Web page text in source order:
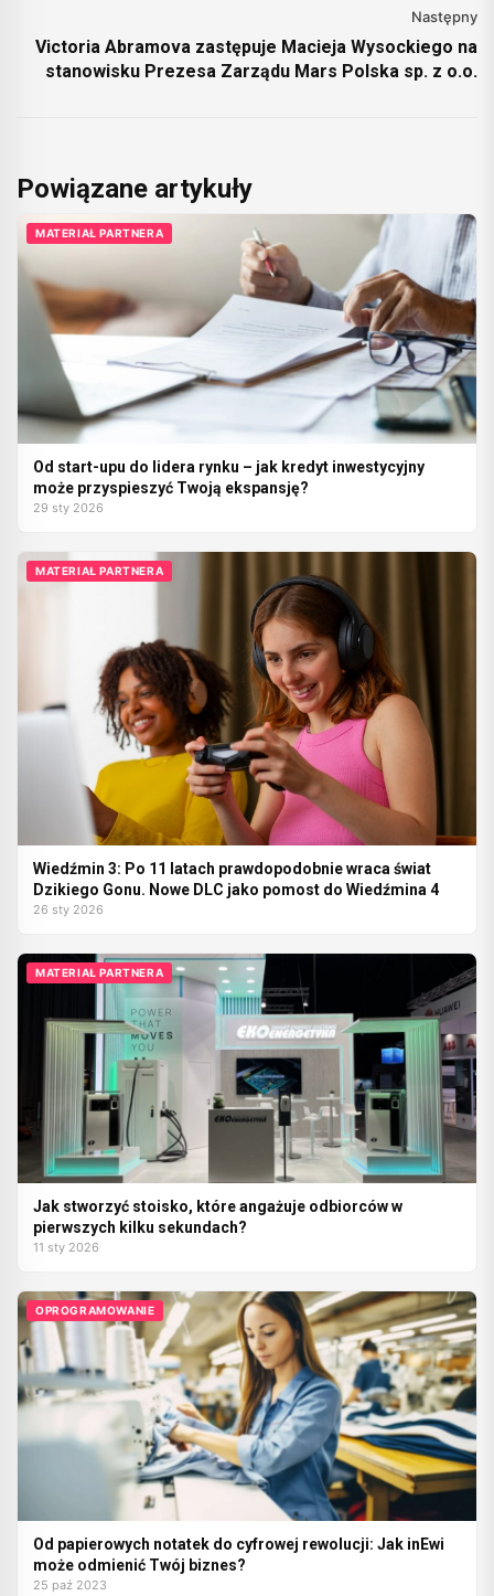
Następny
Victoria Abramova zastępuje Macieja Wysockiego na
stanowisku Prezesa Zarządu Mars Polska sp. z o.o.
Powiązane artykuły
MATERIAŁ PARTNERA
Od start-upu do lidera rynku – jak kredyt inwestycyjny
może przyspieszyć Twoją ekspansję?
29 sty 2026
MATERIAŁ PARTNERA
Wiedźmin 3: Po 11 latach prawdopodobnie wraca świat
Dzikiego Gonu. Nowe DLC jako pomost do Wiedźmina 4
26 sty 2026
MATERIAŁ PARTNERA
Jak stworzyć stoisko, które angażuje odbiorców w
pierwszych kilku sekundach?
11 sty 2026
OPROGRAMOWANIE
Od papierowych notatek do cyfrowej rewolucji: Jak inEwi
może odmienić Twój biznes?
25 paź 2023